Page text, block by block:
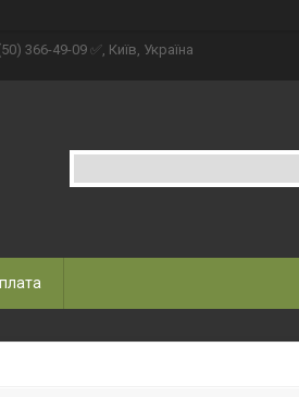
366-49-09 ✅, Київ, Україна